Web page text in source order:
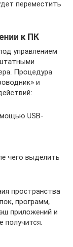
переместить
к ПК
управлением
Процедура
и
USB-
чего выделить
пространства
программ,
приложений и